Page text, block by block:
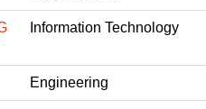
Information Technology
Engineering